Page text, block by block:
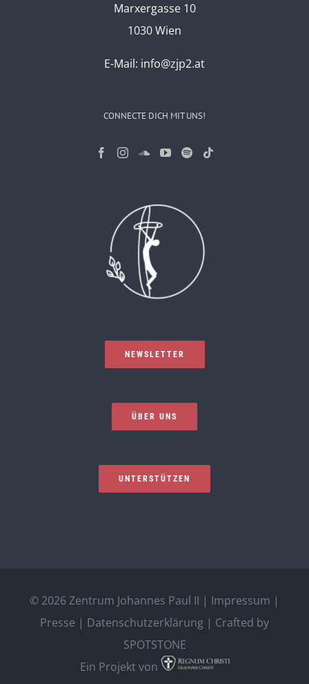
Marxergasse 10
1030 Wien
E-Mail: info@zjp2.at
CONNECTE DICH MIT UNS!
NEWSLETTER
ÜBER UNS
UNTERSTÜTZEN
© 2026 Zentrum Johannes Paul II | Impressum |
Presse | Datenschutzerklärung | Crafted by
SPOTSTONE
Ein Projekt von